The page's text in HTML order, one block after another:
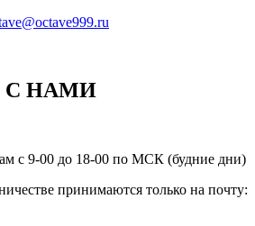
С НАМИ
с 9-00 до 18-00 по МСК (будние дни)
принимаются только на почту: